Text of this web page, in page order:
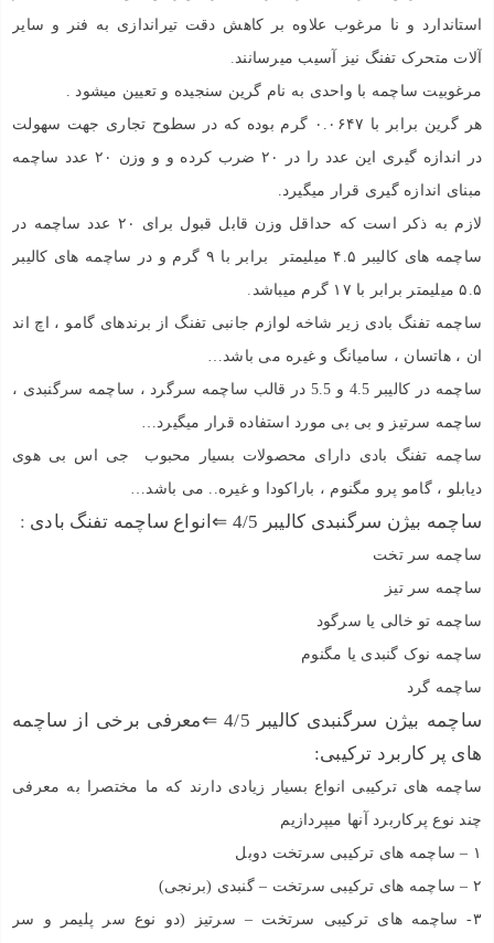
استاندارد و نا مرغوب علاوه بر کاهش دقت تیراندازی به فنر و سایر
آلات متحرک تفنگ نیز آسیب میرسانند.
مرغوبیت ساچمه با واحدی به نام گرین سنجیده و تعیین میشود .
هر گرین برابر با ۰.۰۶۴۷ گرم بوده که در سطوح تجاری جهت سهولت
در اندازه گیری این عدد را در ۲۰ ضرب کرده و و وزن ۲۰ عدد ساچمه
مبنای اندازه گیری قرار میگیرد.
لازم به ذکر است که حداقل وزن قابل قبول برای ۲۰ عدد ساچمه در
ساچمه های کالیبر ۴.۵ میلیمتر برابر با ۹ گرم و در ساچمه های کالیبر
۵.۵ میلیمتر برابر با ۱۷ گرم میباشد
.
ساچمه تفنگ بادی زیر شاخه لوازم جانبی تفنگ از برندهای گامو ، اچ اند
ان ، هاتسان ، سامیانگ و غیره می باشد…
ساچمه در کالیبر 4.5 و 5.5 در قالب ساچمه سرگرد ، ساچمه سرگنبدی ،
ساچمه سرتیز و بی بی مورد استفاده قرار میگیرد…
ساچمه تفنگ بادی دارای محصولات بسیار محبوب جی اس بی هوی
دیابلو ، گامو پرو مگنوم ، باراکودا و غیره.. می باشد…
ساچمه بیژن سرگنبدی کالیبر 4/5 ⇐انواع ساچمه تفنگ بادی :
ساچمه سر تخت
ساچمه سر تیز
ساچمه تو خالی یا سرگود
ساچمه نوک گنبدی یا مگنوم
ساچمه گرد
ساچمه بیژن سرگنبدی کالیبر 4/5 ⇐معرفی برخی از ساچمه
های پر کاربرد ترکیبی:
ساچمه های ترکیبی انواع بسیار زیادی دارند که ما مختصرا به معرفی
چند نوع پرکاربرد آنها میپردازیم
۱ – ساچمه های ترکیبی سرتخت دوبل
۲ – ساچمه های ترکیبی سرتخت – گنبدی (برنجی)
۳- ساچمه های ترکیبی سرتخت – سرتیز (دو نوع سر پلیمر و سر